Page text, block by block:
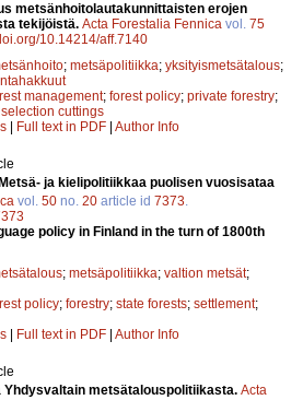
metsänhoitolautakunnittaisten erojen
tekijöistä. Acta Forestalia Fennica vol. 75
10.14214/aff.7140
; metsäpolitiikka; yksityismetsätalous;
management; forest policy; private forestry;
selection cuttings
Full text in PDF Author Info
Metsä- ja kielipolitiikkaa puolisen vuosisataa
vol. 50 no. 20 article id 7373.
policy in Finland in the turn of 1800th
; metsäpolitiikka; valtion metsät;
policy; forestry; state forests; settlement;
Full text in PDF Author Info
Yhdysvaltain metsätalouspolitiikasta. Acta